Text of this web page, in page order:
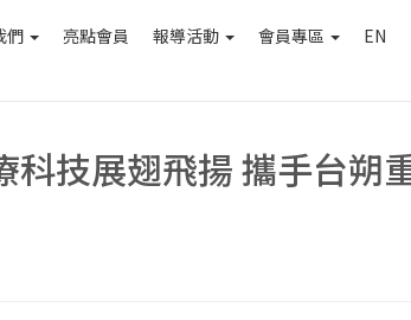
們 亮點會員 報導活動 會員專區 EN
技展翅飛揚 攜手台朔